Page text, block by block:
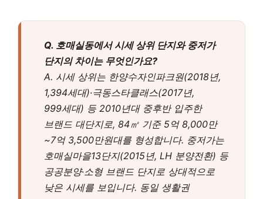
Q. 호매실동에서 시세 상위 단지와 중저가
단지의 차이는 무엇인가요?
A. 시세 상위는 한양수자인파크원(2018년,
1,394세대)·극동스타클래스(2017년,
999세대) 등 2010년대 중후반 입주한
브랜드 대단지로, 84㎡ 기준 5억 8,000만
~7억 3,500만원대를 형성합니다. 중저가는
호매실마을13단지(2015년, LH 분양전환) 등
공공분양·소형 브랜드 단지로 상대적으로
낮은 시세를 보입니다. 동일 생활권